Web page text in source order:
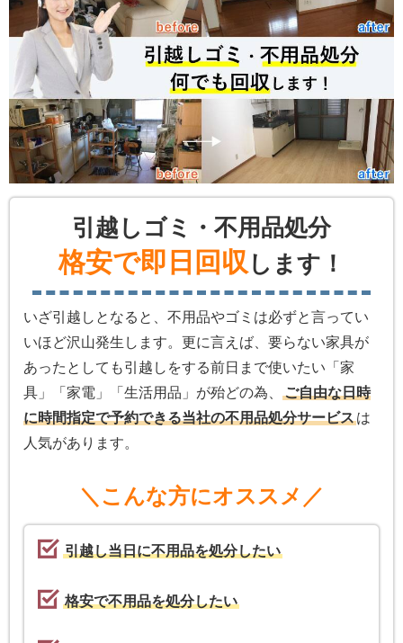
引越しゴミ・不用品処分
格安で即日回収します！
いざ引越しとなると、不用品やゴミは必ずと言ってい
いほど沢山発生します。更に言えば、要らない家具が
あったとしても引越しをする前日まで使いたい「家
具」「家電」「生活用品」が殆どの為、
ご自由な日時
に時間指定で予約できる当社の不用品処分サービスは
人気があります。
＼こんな方にオススメ／
引越し当日に不用品を処分したい
格安で不用品を処分したい